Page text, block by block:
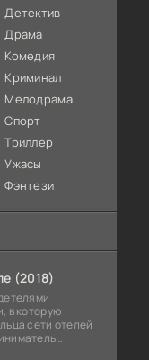
Детектив
Драма
Комедия
Криминал
Мелодрама
Спорт
Триллер
Ужасы
Фэнтези
(2018)
в которую
сети отелей
героев